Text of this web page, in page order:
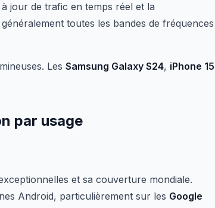
jour de trafic en temps réel et la
toutes les bandes de fréquences
Les Samsung Galaxy S24, iPhone 15
par usage
et sa couverture mondiale.
Android, particulièrement sur les Google